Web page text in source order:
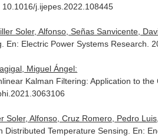
10.1016/j.ijepes.2022.108445
Soler, Alfonso, Señas Sanvicente,
En: Electric Power Systems Research .
Miguel Ángel:
Kalman Filtering: Application to the
Alfonso, Cruz Romero, Pedro
Temperature Sensing. En: